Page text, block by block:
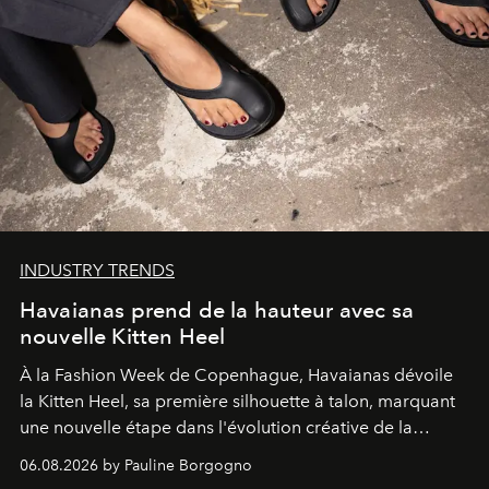
INDUSTRY TRENDS
Havaianas prend de la hauteur avec sa
nouvelle Kitten Heel
À la Fashion Week de Copenhague, Havaianas dévoile
la Kitten Heel, sa première silhouette à talon, marquant
une nouvelle étape dans l'évolution créative de la
06.08.2026 by Pauline Borgogno